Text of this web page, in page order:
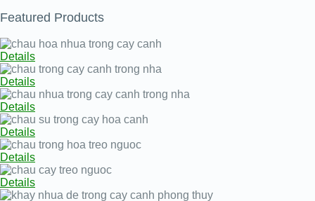
Featured Products
Details
Details
Details
Details
Details
Details